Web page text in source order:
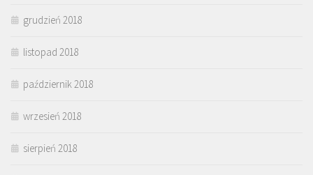
grudzień 2018
listopad 2018
październik 2018
wrzesień 2018
sierpień 2018